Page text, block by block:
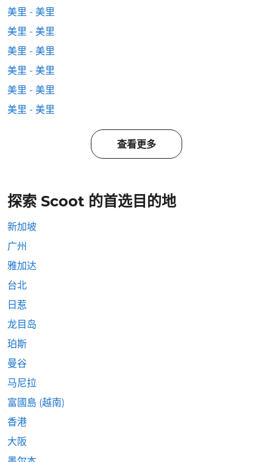
美里 - 美里
美里 - 美里
美里 - 美里
美里 - 美里
美里 - 美里
美里 - 美里
查看更多
探索 Scoot 的首选目的地
新加坡
广州
雅加达
台北
日惹
龙目岛
珀斯
曼谷
马尼拉
富國島 (越南)
香港
大阪